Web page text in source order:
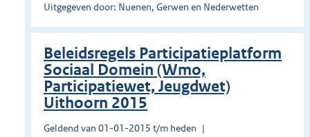
Uitgegeven door: Nuenen, Gerwen en Nederwetten
Beleidsregels Participatieplatform
Sociaal Domein (Wmo,
Participatiewet, Jeugdwet)
Uithoorn 2015
Geldend van 01-01-2015 t/m heden